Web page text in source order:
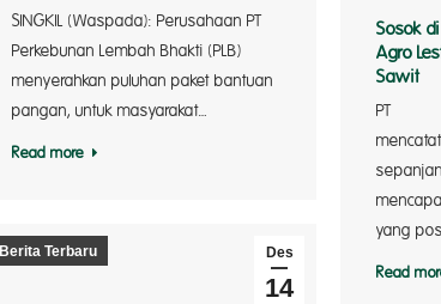
SINGKIL (Waspada): Perusahaan PT
Perkebunan Lembah Bhakti (PLB)
menyerahkan puluhan paket bantuan
pangan, untuk masyarakat…
Read more
Sosok
Agro
Sawit
yang
Read
Des
14
Berita Terbaru